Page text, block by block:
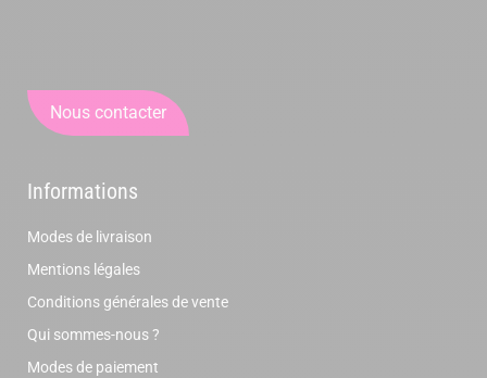
Nous contacter
Informations
Modes de livraison
Mentions légales
Conditions générales de vente
Qui sommes-nous ?
Modes de paiement